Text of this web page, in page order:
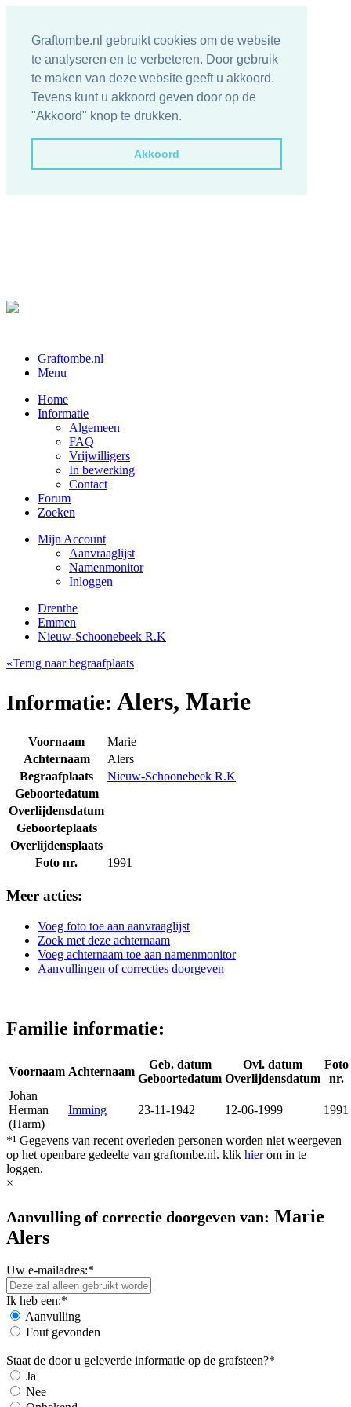
Graftombe.nl gebruikt cookies om de website
te analyseren en te verbeteren. Door gebruik
te maken van deze website geeft u akkoord.
Tevens kunt u akkoord geven door op de
"Akkoord" knop te drukken.
Akkoord
Graftombe.nl
Menu
Home
Informatie
Algemeen
FAQ
Vrijwilligers
In bewerking
Contact
Forum
Zoeken
Mijn Account
Aanvraaglijst
Namenmonitor
Inloggen
Drenthe
Emmen
Nieuw-Schoonebeek R.K
«Terug naar begraafplaats
Informatie: Alers, Marie
Voornaam
Marie
Achternaam
Alers
Begraafplaats
Nieuw-Schoonebeek R.K
Geboortedatum
Overlijdensdatum
Geboorteplaats
Overlijdensplaats
Foto nr.
1991
Meer acties:
Voeg foto toe aan aanvraaglijst
Zoek met deze achternaam
Voeg achternaam toe aan namenmonitor
Aanvullingen of correcties doorgeven
Familie informatie:
Voornaam Achternaam
Geb. datum
Geboortedatum
Ovl. datum
Overlijdensdatum
Foto
nr.
Johan
Herman
(Harm)
Imming 23-11-1942 12-06-1999 1991
*¹ Gegevens van recent overleden personen worden niet weergeven
op het openbare gedeelte van graftombe.nl. klik hierom in te
loggen.
×
Aanvulling of correctie doorgeven van: Marie
Alers
Uw e-mailadres:*
Ik heb een:*
Aanvulling
Fout gevonden
Staat de door u geleverde informatie op de grafsteen?*
Ja
Nee